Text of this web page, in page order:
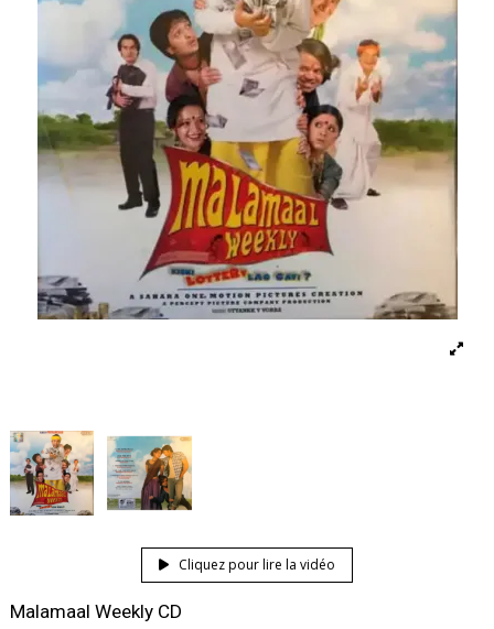
Cliquez pour lire la vidéo
Malamaal Weekly CD